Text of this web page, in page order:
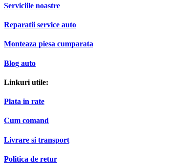
Serviciile noastre
Reparatii service auto
Monteaza piesa cumparata
Blog auto
Linkuri utile:
Plata in rate
Cum comand
Livrare si transport
Politica de retur